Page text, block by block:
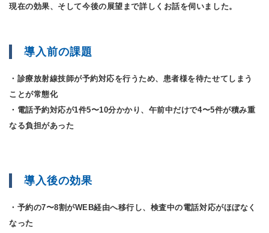
現在の効果、そして今後の展望まで詳しくお話を伺いました。
導入前の課題
・診療放射線技師が予約対応を行うため、患者様を待たせてしまう
ことが常態化
・電話予約対応が1件5〜10分かかり、午前中だけで4〜5件が積み重
なる負担があった
導入後の効果
・予約の7〜8割がWEB経由へ移行し、検査中の電話対応がほぼなく
なった